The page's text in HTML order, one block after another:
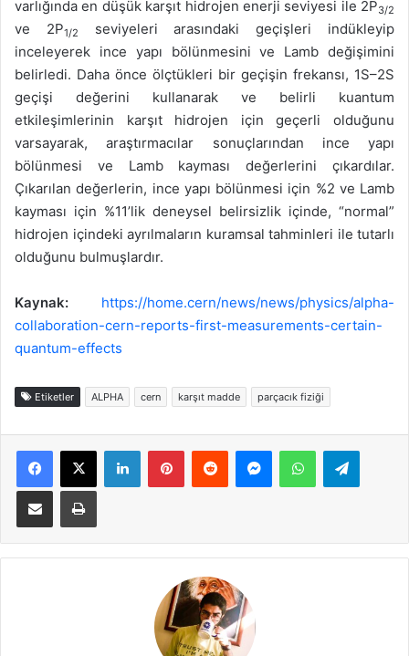
varlığında en düşük karşıt hidrojen enerji seviyesi ile 2P3/2
ve 2P1/2
seviyeleri arasındaki geçişleri indükleyip
inceleyerek ince yapı bölünmesini ve Lamb değişimini
belirledi. Daha önce ölçtükleri bir geçişin frekansı, 1S–2S
geçişi değerini kullanarak ve belirli kuantum
etkileşimlerinin karşıt hidrojen için geçerli olduğunu
varsayarak, araştırmacılar sonuçlarından ince yapı
bölünmesi ve Lamb kayması değerlerini çıkardılar.
Çıkarılan değerlerin, ince yapı bölünmesi için %2 ve Lamb
kayması için %11’lik deneysel belirsizlik içinde, “normal”
hidrojen içindeki ayrılmaların kuramsal tahminleri ile tutarlı
olduğunu bulmuşlardır.
Kaynak: https://home.cern/news/news/physics/alpha-
collaboration-cern-reports-first-measurements-certain-
quantum-effects
Etiketler ALPHA cern karşıt madde parçacık fiziği
Facebook
X LinkedInPinterestReddit MessengerWhatsApp
E-Posta ile paylaş Yazdır